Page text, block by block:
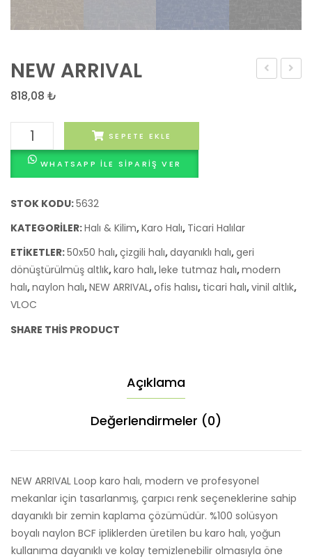
NEW ARRIVAL
818,08 ₺
NEW
ARRIVAL
adet
SEPETE EKLE
WHATSAPP ILE SIPARIŞ VER
STOK KODU:5632
KATEGORILER:Halı & Kilim,Karo Halı, Ticari Halılar
ETIKETLER:50x50 halı,çizgili halı,dayanıklı halı,geri
dönüştürülmüş altlık,karo halı,leke tutmaz halı,modern
halı,naylon halı,NEW ARRIVAL,ofis halısı, ticari halı,vinil altlık,
VLOC
SHARE THIS PRODUCT
Açıklama
Değerlendirmeler (0)
NEW ARRIVAL Loop karo halı, modern ve profesyonel
mekanlar için tasarlanmış, çarpıcı renk seçeneklerine sahip
dayanıklı bir zemin kaplama çözümüdür. %100 solüsyon
boyalı naylon BCF ipliklerden üretilen bu karo halı, yoğun
kullanıma dayanıklı ve kolay temizlenebilir olmasıyla öne